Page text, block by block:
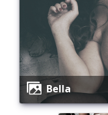
Bella